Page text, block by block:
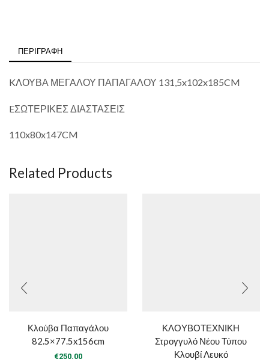
ΠΕΡΙΓΡΑΦΉ
KΛΟΥΒΑ ΜΕΓΑΛΟΥ ΠΑΠΑΓΑΛΟΥ 131,5x102x185CM
EΣΩΤΕΡΙΚΕΣ ΔΙΑΣΤΑΣΕΙΣ
110x80x147CM
Related Products
Κλούβα Παπαγάλου
82.5×77.5x156cm
€250.00
ΚΛΟΥΒΟΤΕΧΝΙΚΗ
Στρογγυλό Νέου Τύπου
Κλουβί Λευκό